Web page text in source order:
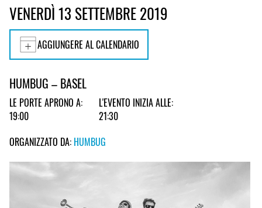
VENERDÌ 13 SETTEMBRE 2019
AGGIUNGERE AL CALENDARIO
HUMBUG – BASEL
LE PORTE APRONO A:
19:00
L'EVENTO INIZIA ALLE:
21:30
ORGANIZZATO DA: HUMBUG